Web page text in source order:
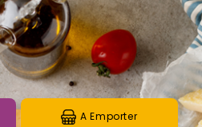
A Emporter